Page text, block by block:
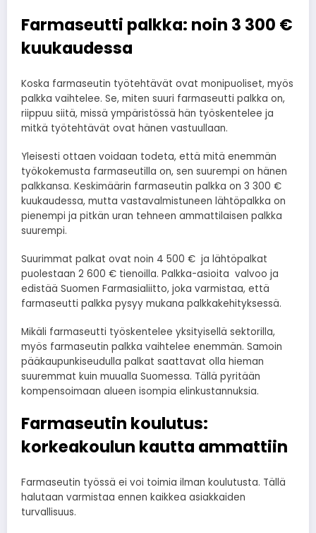
Farmaseutti palkka: noin 3 300 €
kuukaudessa
Koska farmaseutin työtehtävät ovat monipuoliset, myös
palkka vaihtelee. Se, miten suuri farmaseutti palkka on,
riippuu siitä, missä ympäristössä hän työskentelee ja
mitkä työtehtävät ovat hänen vastuullaan.
Yleisesti ottaen voidaan todeta, että mitä enemmän
työkokemusta farmaseutilla on, sen suurempi on hänen
palkkansa. Keskimäärin farmaseutin palkka on 3 300 €
kuukaudessa, mutta vastavalmistuneen lähtöpalkka on
pienempi ja pitkän uran tehneen ammattilaisen palkka
suurempi.
Suurimmat palkat ovat noin 4 500 € ja lähtöpalkat
puolestaan 2 600 € tienoilla. Palkka-asioita valvoo ja
edistää Suomen Farmasialiitto, joka varmistaa, että
farmaseutti palkka pysyy mukana palkkakehityksessä.
Mikäli farmaseutti työskentelee yksityisellä sektorilla,
myös farmaseutin palkka vaihtelee enemmän. Samoin
pääkaupunkiseudulla palkat saattavat olla hieman
suuremmat kuin muualla Suomessa. Tällä pyritään
kompensoimaan alueen isompia elinkustannuksia.
Farmaseutin koulutus:
korkeakoulun kautta ammattiin
Farmaseutin työssä ei voi toimia ilman koulutusta. Tällä
halutaan varmistaa ennen kaikkea asiakkaiden
turvallisuus.